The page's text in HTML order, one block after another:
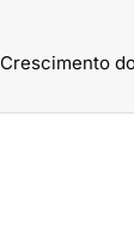
Crescimento